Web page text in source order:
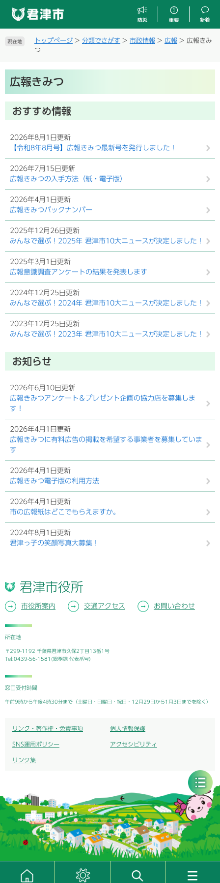
へ
現在地 トップページ > 分類でさがす > 市政情報 > 広報 > 広報きみ
つ
文広報きみつ
おすすめ情報
2026年8月1日更新
【令和8年8月号】広報きみつ最新号を発行しました！
2026年7月15日更新
広報きみつの入手方法（紙・電子版）
2026年4月1日更新
広報きみつバックナンバー
2025年12月26日更新
みんなで選ぶ！2025年 君津市10大ニュースが決定しました！
2025年3月1日更新
広報意識調査アンケートの結果を発表します
2024年12月25日更新
みんなで選ぶ！2024年 君津市10大ニュースが決定しました！
2023年12月25日更新
みんなで選ぶ！2023年 君津市10大ニュースが決定しました！
お知らせ
2026年6月10日更新
広報きみつアンケート＆プレゼント企画の協力店を募集しま
す！
2026年4月1日更新
広報きみつに有料広告の掲載を希望する事業者を募集していま
す
2026年4月1日更新
広報きみつ電子版の利用方法
2026年4月1日更新
市の広報紙はどこでもらえますか。
2024年8月1日更新
君津っ子の笑顔写真大募集！
君津市役所
市役所案内 交通アクセス お問い合わせ
所在地
〒299-1192 千葉県君津市久保2丁目13番1号
Tel:0439-56-1581(総務課 代表番号)
窓口受付時間
午前9時から午後4時30分まで（土曜日・日曜日・祝日・12月29日から1月3日までを除く）
リンク・著作権・免責事項 個人情報保護
SNS運用ポリシー アクセシビリティ
リンク集